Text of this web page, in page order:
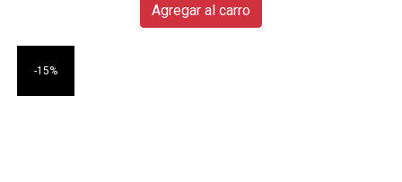
Agregar al carro
-15%